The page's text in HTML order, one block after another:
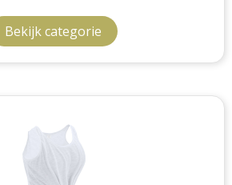
Bekijk categorie